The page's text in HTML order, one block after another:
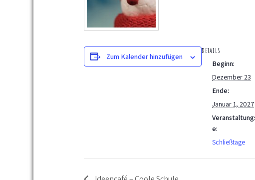
Zum Kalender hinzufügen
DETAILS
Beginn:
Dezember 23
Ende:
Januar 1, 2027
e:
Schließtage